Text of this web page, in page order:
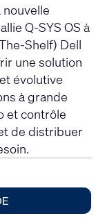
Q-SYS OS à
Shelf) Dell
une solution
évolutive
à grande
et contrôle
de distribuer